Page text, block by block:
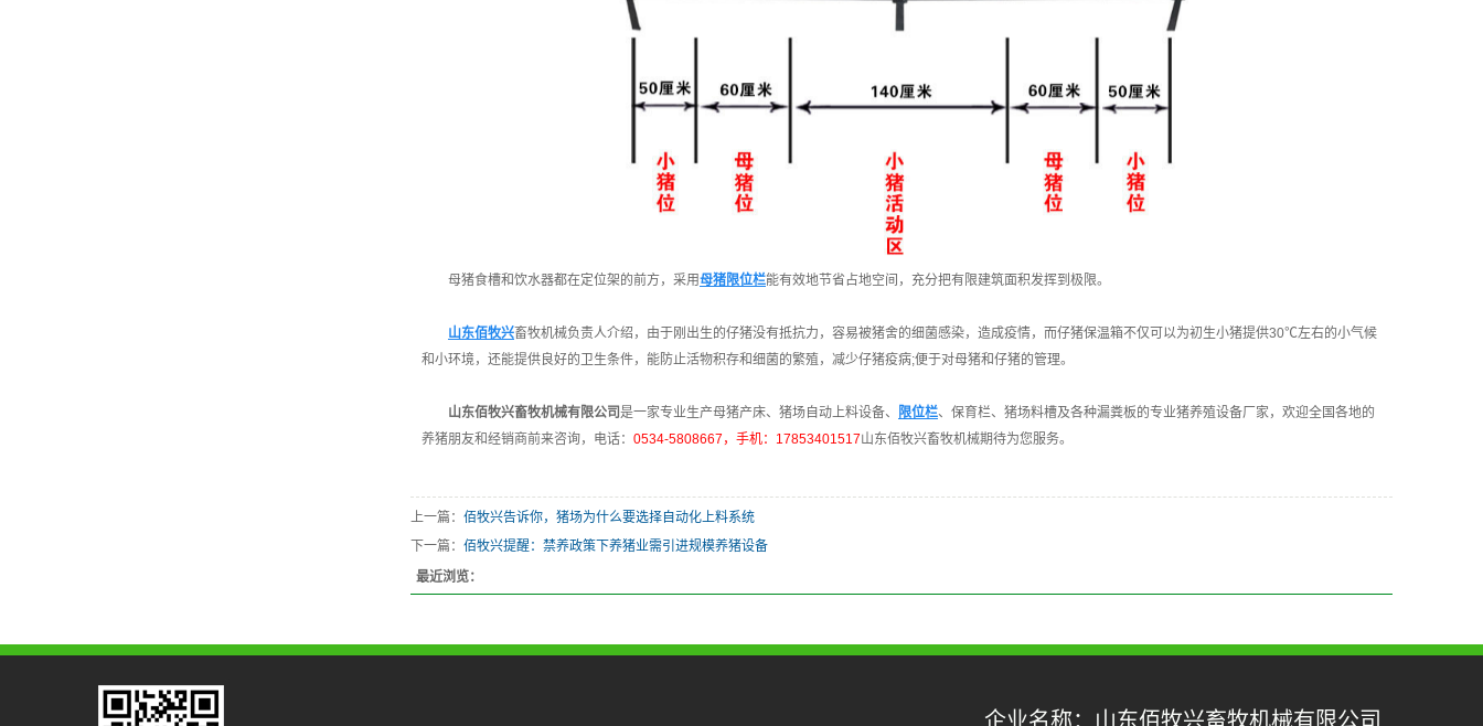
母猪食槽和饮水器都在定位架的前方，采用母猪限位栏能有效地节省占地空间，充分把有限建筑面积发挥到极限。
山东佰牧兴畜牧机械负责人介绍，由于刚出生的仔猪没有抵抗力，容易被猪舍的细菌感染，造成疫情，而仔猪保温箱不仅可以为初生小猪提供30℃左右的小气候
和小环境，还能提供良好的卫生条件，能防止活物积存和细菌的繁殖，减少仔猪疫病;便于对母猪和仔猪的管理。
山东佰牧兴畜牧机械有限公司是一家专业生产母猪产床、猪场自动上料设备、 限位栏、保育栏、猪场料槽及各种漏粪板的专业猪养殖设备厂家，欢迎全国各地的
养猪朋友和经销商前来咨询，电话： 0534-5808667，手机：17853401517山东佰牧兴畜牧机械期待为您服务。
上一篇： 佰牧兴告诉你，猪场为什么要选择自动化上料系统
下一篇： 佰牧兴提醒：禁养政策下养猪业需引进规模养猪设备
最近浏览：
企业名称：山东佰牧兴畜牧机械有限公司